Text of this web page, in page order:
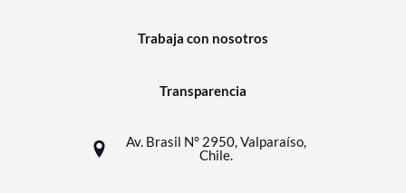
Trabaja con nosotros
Transparencia
Av. Brasil N° 2950, Valparaíso,
Chile.